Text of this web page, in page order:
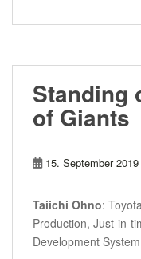
Standing
of Giants
15. September 2019
Taiichi Ohno:
Production, Just-in-
Development